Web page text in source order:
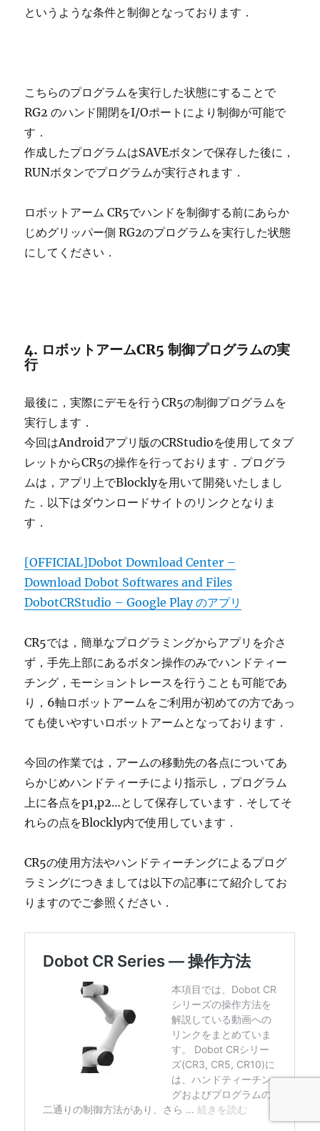
というような条件と制御となっております．
こちらのプログラムを実行した状態にすることで
RG2 のハンド開閉をI/Oポートにより制御が可能で
す．
作成したプログラムはSAVEボタンで保存した後に，
RUNボタンでプログラムが実行されます．
ロボットアーム CR5でハンドを制御する前にあらか
じめグリッパー側 RG2のプログラムを実行した状態
にしてください．
4. ロボットアームCR5 制御プログラムの実
行
最後に，実際にデモを行うCR5の制御プログラムを
実行します．
今回はAndroidアプリ版のCRStudioを使用してタブ
レットからCR5の操作を行っております．プログラ
ムは，アプリ上でBlocklyを用いて開発いたしまし
た．以下はダウンロードサイトのリンクとなりま
す．
[OFFICIAL]Dobot Download Center –
Download Dobot Softwares and Files
DobotCRStudio – Google Play のアプリ
CR5では，簡単なプログラミングからアプリを介さ
ず，手先上部にあるボタン操作のみでハンドティー
チング，モーショントレースを行うことも可能であ
り，6軸ロボットアームをご利用が初めての方であっ
ても使いやすいロボットアームとなっております．
今回の作業では，アームの移動先の各点についてあ
らかじめハンドティーチにより指示し，プログラム
上に各点をp1,p2…として保存しています．そしてそ
れらの点をBlockly内で使用しています．
CR5の使用方法やハンドティーチングによるプログ
ラミングにつきましては以下の記事にて紹介してお
りますのでご参照ください．